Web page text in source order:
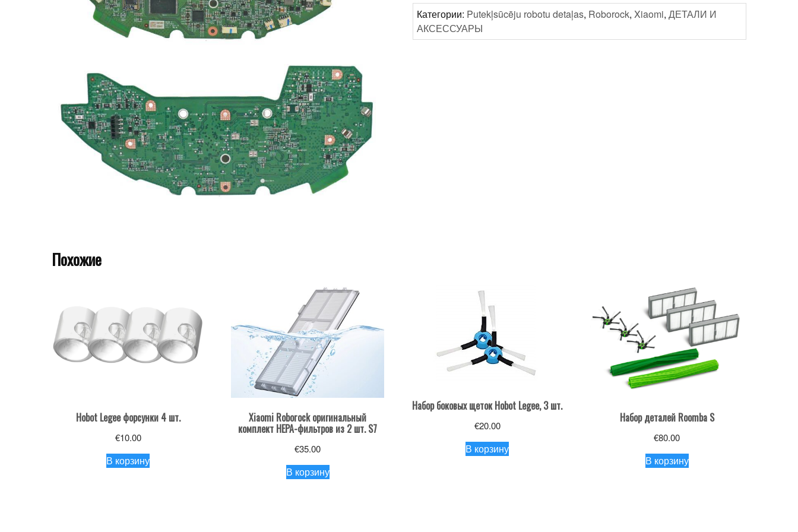
плата
xiaomi
roborock
Категории: Putekļsūcēju robotu detaļas, Roborock,Xiaomi,ДЕТАЛИ И
АКСЕССУАРЫ
Похожие
Hobot Legee форсунки 4 шт.
€10.00
В корзину
Xiaomi Roborock оригинальный
комплект HEPA-фильтров из 2 шт. S7
€35.00
В корзину
Набор боковых щеток Hobot Legee, 3 шт.
€20.00
В корзину
Набор деталей Roomba S
€80.00
В корзину